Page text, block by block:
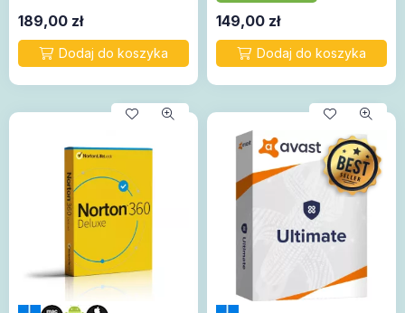
189,00 zł 149,00 zł